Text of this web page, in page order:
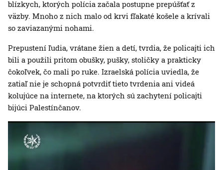
blízkych, ktorých polícia začala postupne prepúšťať z
väzby. Mnoho z nich malo od krvi fľakaté košele a krívali
so zaviazanými nohami.
Prepustení ľudia, vrátane žien a detí, tvrdia, že policajti ich
bili a použili pritom obušky, pušky, stoličky a prakticky
čokoľvek, čo mali po ruke. Izraelská polícia uviedla, že
zatiaľ nie je schopná potvrdiť tieto tvrdenia ani videá
kolujúce na internete, na ktorých sú zachytení policajti
bijúci Palestínčanov.